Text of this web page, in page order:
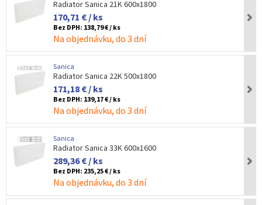
Radiator Sanica 21K 600x1800
170,71 € / ks
Bez DPH: 138,79 € / ks
Na objednávku, do 3 dní
Sanica
Radiator Sanica 22K 500x1800
171,18 € / ks
Bez DPH: 139,17 € / ks
Na objednávku, do 3 dní
Sanica
Radiator Sanica 33K 600x1600
289,36 € / ks
Bez DPH: 235,25 € / ks
Na objednávku, do 3 dní